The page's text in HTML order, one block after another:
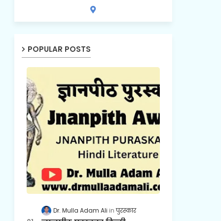
POPULAR POSTS
Dr. Mulla Adam Ali पुरस्कार